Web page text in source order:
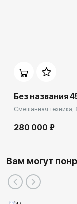
Дом-музей
Без названия
Смешанная техника,
280 000 ₽
Вам могут